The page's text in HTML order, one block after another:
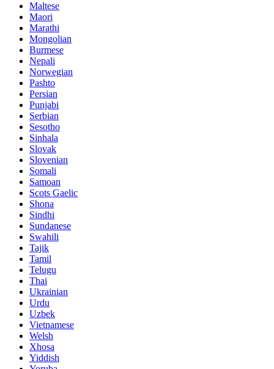
Maltese
Maori
Marathi
Mongolian
Burmese
Nepali
Norwegian
Pashto
Persian
Punjabi
Serbian
Sesotho
Sinhala
Slovak
Slovenian
Somali
Samoan
Scots Gaelic
Shona
Sindhi
Sundanese
Swahili
Tajik
Tamil
Telugu
Thai
Ukrainian
Urdu
Uzbek
Vietnamese
Welsh
Xhosa
Yiddish